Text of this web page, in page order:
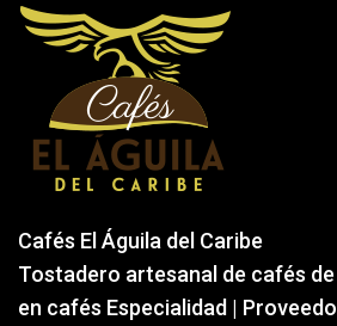
Cafés El Águila del Caribe
Tostadero artesanal de cafés
en cafés Especialidad |